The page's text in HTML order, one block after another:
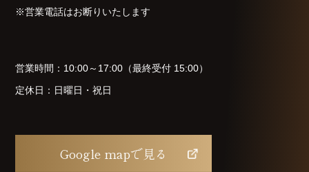
※営業電話はお断りいたします
営業時間：10:00～17:00（最終受付 15:00）
定休日：日曜日・祝日
Google mapで見る